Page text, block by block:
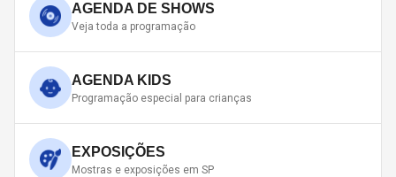
AGENDA DE SHOWS
Veja toda a programação
AGENDA KIDS
Programação especial para crianças
EXPOSIÇÕES
Mostras e exposições em SP